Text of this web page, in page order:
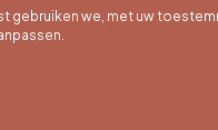
gebruiken we, met uw